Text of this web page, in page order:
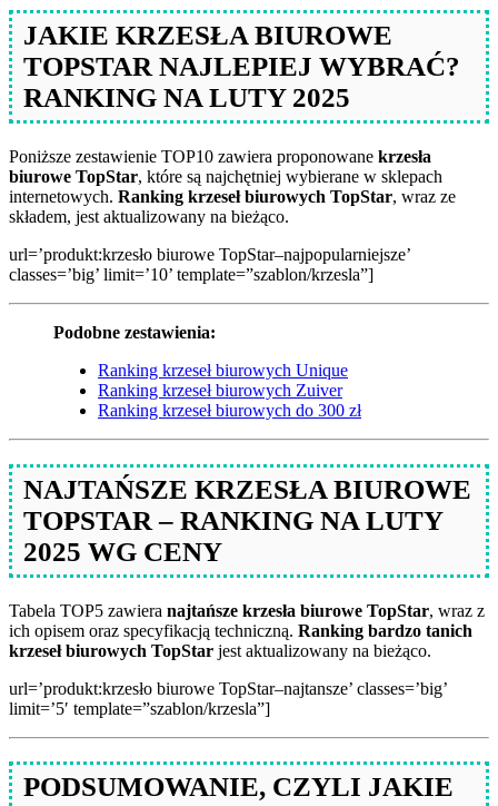
JAKIE KRZESŁA BIUROWE
TOPSTAR NAJLEPIEJ WYBRAĆ?
RANKING NA LUTY 2025
Poniższe zestawienie TOP10 zawiera proponowane krzesła
biurowe TopStar, które są najchętniej wybierane w sklepach
internetowych. Ranking krzeseł biurowych TopStar, wraz ze
składem, jest aktualizowany na bieżąco.
url=’produkt:krzesło biurowe TopStar–najpopularniejsze’
classes=’big’ limit=’10’ template=”szablon/krzesla”]
Podobne zestawienia:
Ranking krzeseł biurowych Unique
Ranking krzeseł biurowych Zuiver
Ranking krzeseł biurowych do 300 zł
NAJTAŃSZE KRZESŁA BIUROWE
TOPSTAR – RANKING NA LUTY
2025 WG CENY
Tabela TOP5 zawiera najtańsze krzesła biurowe TopStar, wraz z
ich opisem oraz specyfikacją techniczną. Ranking bardzo tanich
krzeseł biurowych TopStar jest aktualizowany na bieżąco.
url=’produkt:krzesło biurowe TopStar–najtansze’ classes=’big’
limit=’5′ template=”szablon/krzesla”]
PODSUMOWANIE, CZYLI JAKIE